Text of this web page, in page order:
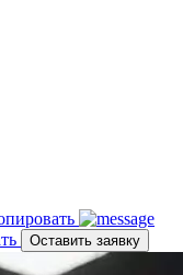
Оставить заявку